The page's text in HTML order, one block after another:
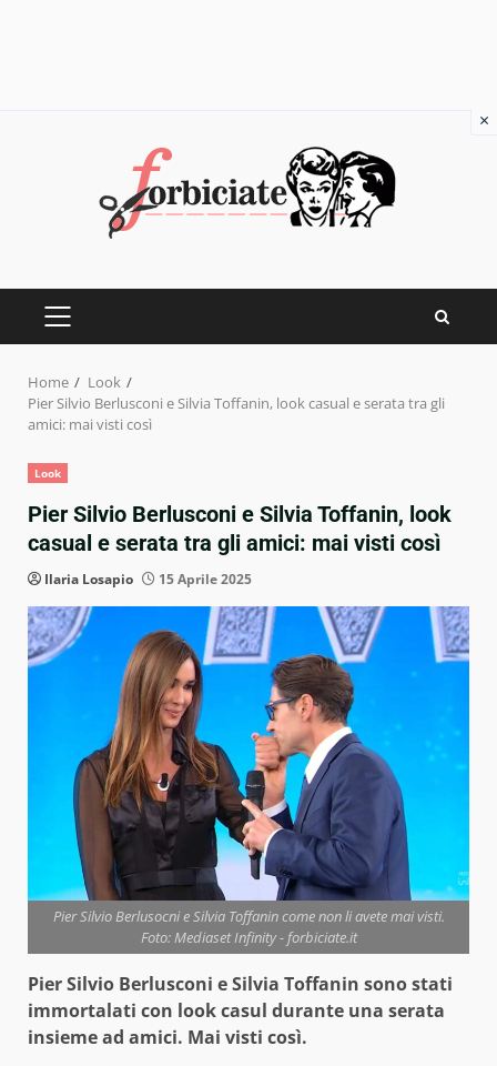
PRIMARY
Home
Look
Pier Silvio Berlusconi e Silvia Toffanin, look casual e serata tra gli
amici: mai visti così
Look
Pier Silvio Berlusconi e Silvia Toffanin, look
casual e serata tra gli amici: mai visti così
Ilaria Losapio 15 Aprile 2025
Pier Silvio Berlusocni e Silvia Toffanin come non li avete mai visti.
Foto: Mediaset Infinity - forbiciate.it
Pier Silvio Berlusconi e Silvia Toffanin sono stati
immortalati con look casul durante una serata
insieme ad amici. Mai visti così.
×